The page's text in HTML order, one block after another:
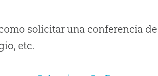
solicitar una conferencia de
etc.